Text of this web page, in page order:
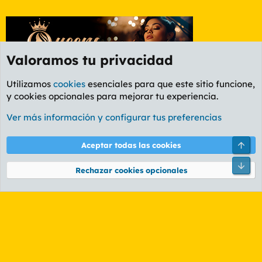
Foro General
Cookies
PL OLDSTYLE AMARILLO
Términos y reglas Política de privacidad Ayuda
Community platform by XenForo® © 2010-2026 XenForo Ltd.
Valoramos tu privacidad
Utilizamos cookies esenciales para que este sitio funcione,
y cookies opcionales para mejorar tu experiencia.
Ver más información y configurar tus preferencias
Aceptar todas las cookies
Rechazar cookies opcionales
Pie